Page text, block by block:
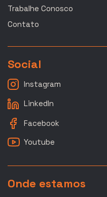
Trabalhe Conosco
Contato
Social
Instagram
LinkedIn
Facebook
Youtube
Onde estamos